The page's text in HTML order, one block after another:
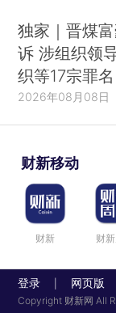
独家｜晋煤
诉 涉组织领
织等17宗罪名
2026年08月08日
财新移动
财新 财
登录 网页版
Copyright 财新网 All